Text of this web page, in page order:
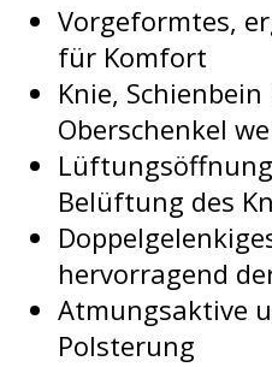
Vorgeformtes,
für Komfort
Knie,
Oberschenkel
Belüftung des
hervorragend
Atmungsaktive
Polsterung